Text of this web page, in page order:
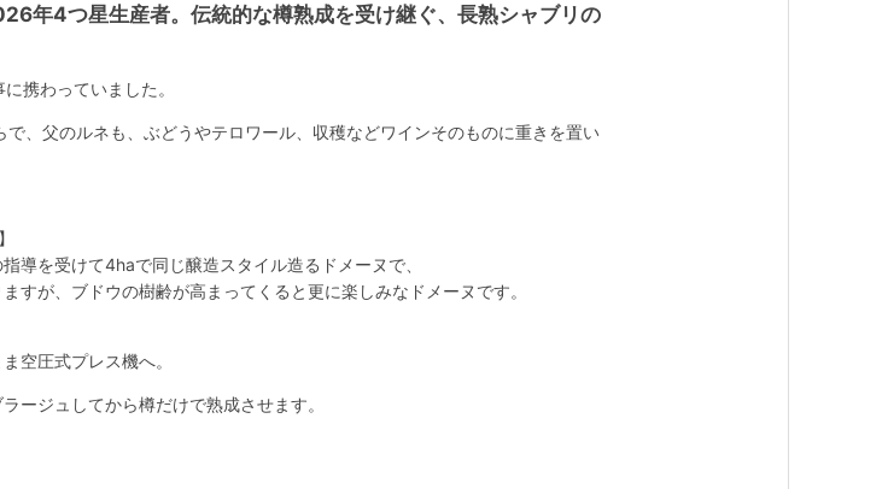
年4つ星生産者。伝統的な樽熟成を受け継ぐ、長熟シャブリの
携わっていました。
、父のルネも、ぶどうやテロワール、収穫などワインそのものに重きを置い
導を受けて4haで同じ醸造スタイル造るドメーヌで、
すが、ブドウの樹齢が高まってくると更に楽しみなドメーヌです。
空圧式プレス機へ。
ージュしてから樽だけで熟成させます。